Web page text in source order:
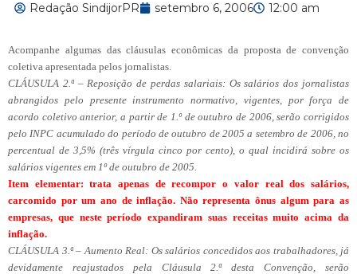
Redação SindijorPR setembro 6, 2006 12:00 am
Acompanhe algumas das cláusulas econômicas da proposta de convenção
coletiva apresentada pelos jornalistas.
CLÁUSULA 2.ª – Reposição de perdas salariais: Os salários dos jornalistas
abrangidos pelo presente instrumento normativo, vigentes, por força de
acordo coletivo anterior, a partir de 1.º de outubro de 2006, serão corrigidos
pelo INPC acumulado do período de outubro de 2005 a setembro de 2006, no
percentual de 3,5% (três vírgula cinco por cento), o qual incidirá sobre os
salários vigentes em 1º de outubro de 2005.
Item elementar: trata apenas de recompor o valor real dos salários,
carcomido por um ano de inflação. Não representa ônus algum para as
empresas, que neste período expandiram suas receitas muito acima da
inflação.
CLÁUSULA 3.ª – Aumento Real: Os salários concedidos aos trabalhadores, já
devidamente reajustados pela Cláusula 2.ª desta Convenção, serão